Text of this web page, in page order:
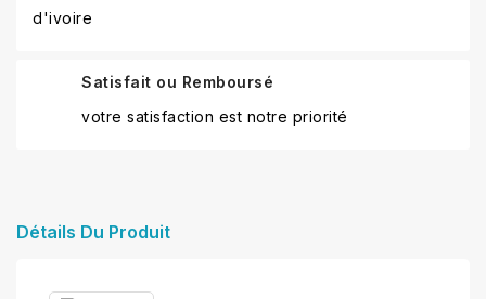
d'ivoire
Satisfait ou Remboursé
votre satisfaction est notre priorité
Détails Du Produit